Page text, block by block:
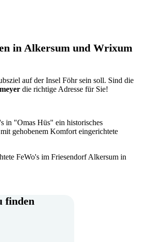
in Alkersum und Wrixum
auf der Insel Föhr sein soll. Sind die
die richtige Adresse für Sie!
in "Omas Hüs" ein historisches
gehobenem Komfort eingerichtete
FeWo's im Friesendorf Alkersum in
finden